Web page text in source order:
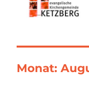
Monat: